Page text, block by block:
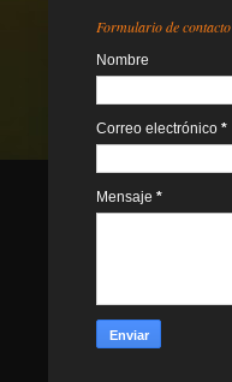
Formulario de contacto
Nombre
Correo electrónico *
Mensaje *